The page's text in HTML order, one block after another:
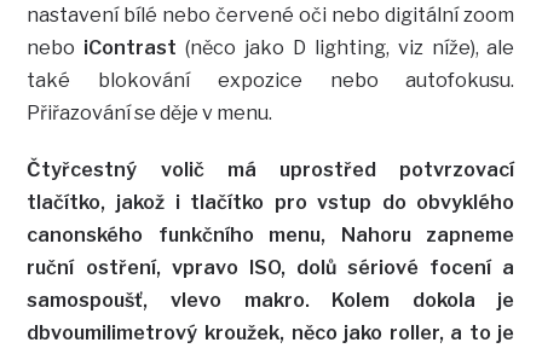
nastavení bílé nebo červené oči nebo digitální zoom
nebo iContrast (něco jako D lighting, viz níže), ale
také blokování expozice nebo autofokusu.
Přiřazování se děje v menu.
Čtyřcestný volič má uprostřed potvrzovací
tlačítko, jakož i tlačítko pro vstup do obvyklého
canonského funkčního menu, Nahoru zapneme
ruční ostření, vpravo ISO, dolů sériové focení a
samospoušť, vlevo makro. Kolem dokola je
dbvoumilimetrový kroužek, něco jako roller, a to je